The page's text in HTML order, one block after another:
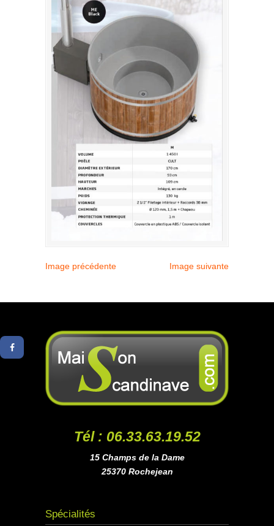
Image précédente Image suivante
Tél : 06.33.63.19.52
15 Champs de la Dame
25370 Rochejean
Spécialités